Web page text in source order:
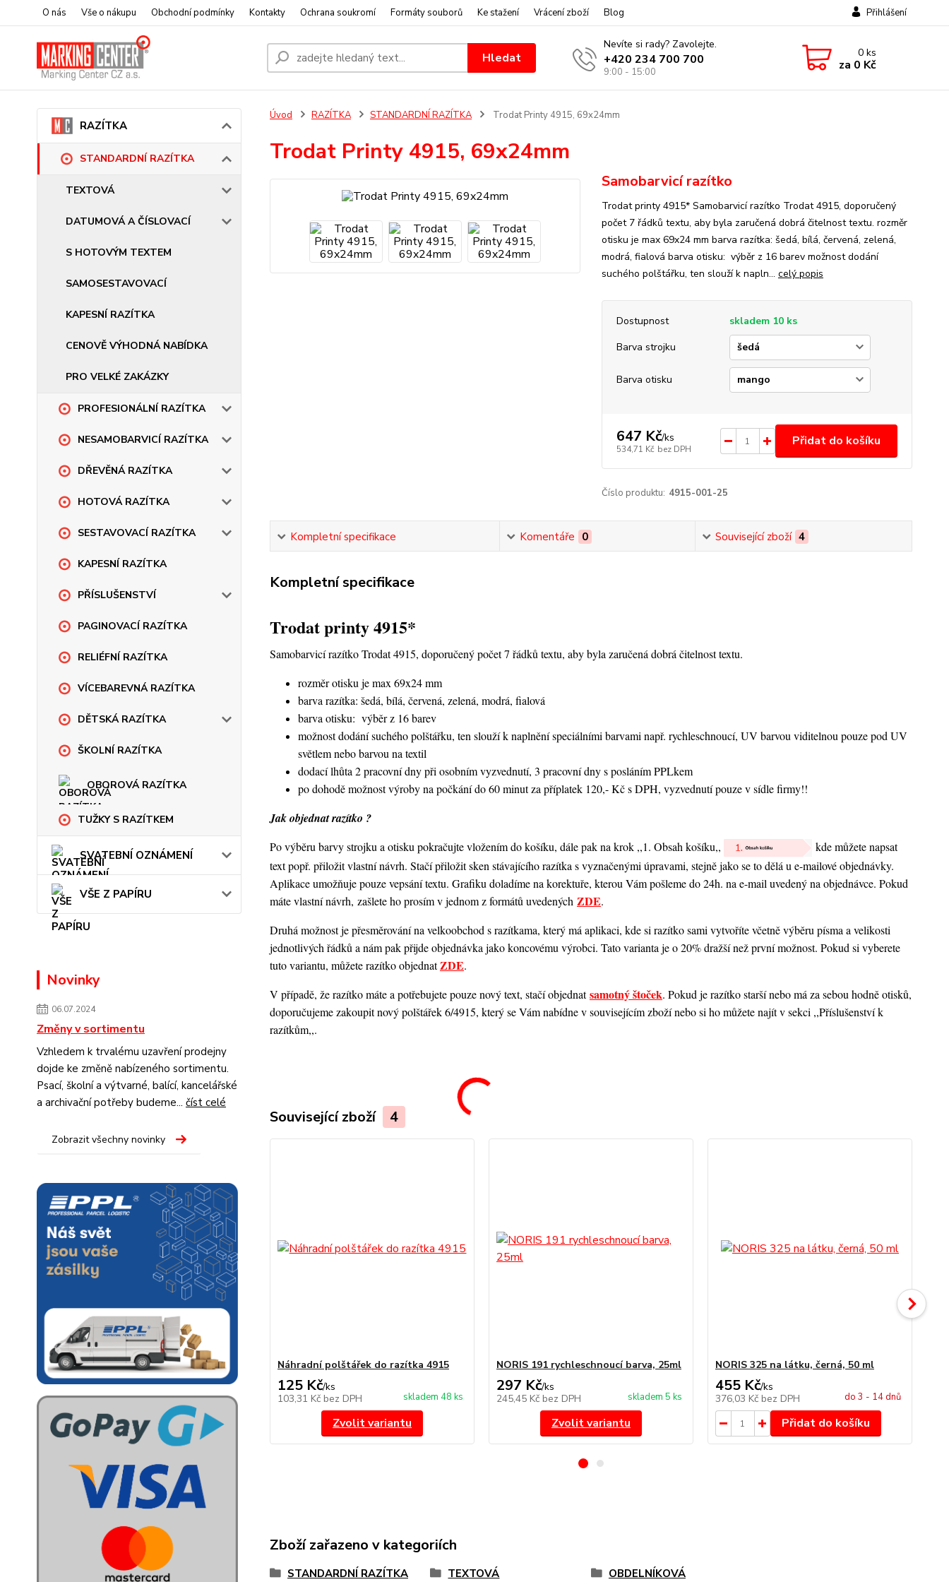
O nás Vše o nákupu Obchodní podmínky Kontakty Ochrana soukromí Formáty souborů Ke stažení Vrácení zboží Blog Přihlášení
Hledat
Nevíte si rady? Zavolejte.
+420 234 700 700
9:00 - 15:00
0ks
za 0 Kč
RAZÍTKA
STANDARDNÍ RAZÍTKA
TEXTOVÁ
DATUMOVÁ A ČÍSLOVACÍ
S HOTOVÝM TEXTEM
SAMOSESTAVOVACÍ
KAPESNÍ RAZÍTKA
CENOVĚ VÝHODNÁ NABÍDKA
PRO VELKÉ ZAKÁZKY
PROFESIONÁLNÍ RAZÍTKA
NESAMOBARVICÍ RAZÍTKA
DŘEVĚNÁ RAZÍTKA
HOTOVÁ RAZÍTKA
SESTAVOVACÍ RAZÍTKA
KAPESNÍ RAZÍTKA
PŘÍSLUŠENSTVÍ
PAGINOVACÍ RAZÍTKA
RELIÉFNÍ RAZÍTKA
VÍCEBAREVNÁ RAZÍTKA
DĚTSKÁ RAZÍTKA
ŠKOLNÍ RAZÍTKA
OBOROVÁ RAZÍTKA
TUŽKY S RAZÍTKEM
SVATEBNÍ OZNÁMENÍ
VŠE Z PAPÍRU
Novinky
06.07.2024
Změny v sortimentu
Vzhledem k trvalému uzavření prodejny
dojde ke změně nabízeného sortimentu.
Psací, školní a výtvarné, balící, kancelářské
a archivační potřeby budeme... číst celé
Zobrazit všechny novinky
Úvod RAZÍTKA STANDARDNÍ RAZÍTKA Trodat Printy 4915, 69x24mm
Trodat Printy 4915, 69x24mm
Samobarvicí razítko
Trodat printy 4915* Samobarvicí razítko Trodat 4915, doporučený
počet 7 řádků textu, aby byla zaručená dobrá čitelnost textu. rozměr
otisku je max 69x24 mm barva razítka: šedá, bílá, červená, zelená,
modrá, fialová barva otisku: výběr z 16 barev možnost dodání
suchého polštářku, ten slouží k napln... celý popis
Dostupnost
skladem 10 ks
Barva strojku
Barva otisku
647 Kč/ks
534,71 Kč bez DPH
Přidat do košíku
Číslo produktu: 4915-001-25
Kompletní specifikace Komentáře 0 Související zboží 4
Kompletní specifikace
Trodat printy 4915*
Samobarvicí razítko Trodat 4915, doporučený počet 7 řádků textu, aby byla zaručená dobrá čitelnost textu.
rozměr otisku je max 69x24 mm
barva razítka: šedá, bílá, červená, zelená, modrá, fialová
barva otisku: výběr z 16 barev
možnost dodání suchého polštářku, ten slouží k naplnění speciálními barvami např. rychleschnoucí, UV barvou viditelnou pouze pod UV
světlem nebo barvou na textil
dodací lhůta 2 pracovní dny při osobním vyzvednutí, 3 pracovní dny s posláním PPLkem
po dohodě možnost výroby na počkání do 60 minut za příplatek 120,- Kč s DPH, vyzvednutí pouze v sídle firmy!!
Jak objednat razítko ?
Po výběru barvy strojku a otisku pokračujte vložením do košíku, dále pak na krok ,,1. Obsah košíku,,
kde můžete napsat
text popř. přiložit vlastní návrh. Stačí přiložit sken stávajícího razítka s vyznačenými úpravami, stejně jako se to dělá u e-mailové objednávky.
Aplikace umožňuje pouze vepsání textu. Grafiku doladíme na korektuře, kterou Vám pošleme do 24h. na e-mail uvedený na objednávce. Pokud
máte vlastní návrh, zašlete ho prosím v jednom z formátů uvedených ZDE.
Druhá možnost je přesměrování na velkoobchod s razítkama, který má aplikaci, kde si razítko sami vytvoříte včetně výběru písma a velikosti
jednotlivých řádků a nám pak přijde objednávka jako koncovému výrobci. Tato varianta je o 20% dražší než první možnost. Pokud si vyberete
tuto variantu, můžete razítko objednatZDE.
V případě, že razítko máte a potřebujete pouze nový text, stačí objednatsamotný štoček. Pokud je razítko starší nebo má za sebou hodně otisků,
doporučujeme zakoupit nový polštářek 6/4915, který se Vám nabídne v souvisejícím zboží nebo si ho můžete najít v sekci ,,Příslušenství k
razítkům,,.
Související zboží 4
Náhradní polštářek do razítka 4915
125 Kč/ks
103,31 Kč bez DPH skladem 48 ks
Zvolit variantu
NORIS 191 rychleschnoucí barva, 25ml
297 Kč/ks
245,45 Kč bez DPH skladem 5 ks
Zvolit variantu
NORIS 325 na látku, černá, 50 ml
455 Kč/ks
376,03 Kč bez DPH do 3 - 14 dnů
Přidat do košíku
Zboží zařazeno v kategoriích
STANDARDNÍ RAZÍTKA TEXTOVÁ OBDELNÍKOVÁ